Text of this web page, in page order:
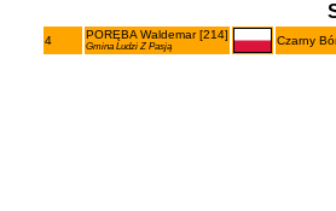
4 PORĘBA Waldemar [214]
Gmina Ludzi Z Pasją Czarny